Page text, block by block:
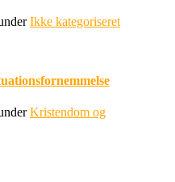
Ikke kategoriseret
Kristendom og